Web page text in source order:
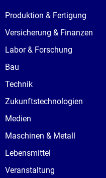
Produktion & Fertigung
Versicherung & Finanzen
Labor & Forschung
Bau
Technik
Zukunftstechnologien
Medien
Maschinen & Metall
Lebensmittel
Veranstaltung